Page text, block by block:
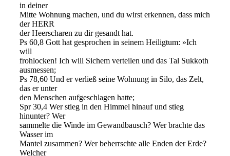
in deiner
Mitte Wohnung machen, und du wirst erkennen, dass mich
der HERR
der Heerscharen zu dir gesandt hat.
Ps 60,8 Gott hat gesprochen in seinem Heiligtum: »Ich
will
frohlocken! Ich will Sichem verteilen und das Tal Sukkoth
ausmessen;
Ps 78,60 Und er verließ seine Wohnung in Silo, das Zelt,
das er unter
den Menschen aufgeschlagen hatte;
Spr 30,4 Wer stieg in den Himmel hinauf und stieg
hinunter? Wer
sammelte die Winde im Gewandbausch? Wer brachte das
Wasser im
Mantel zusammen? Wer beherrschte alle Enden der Erde?
Welcher